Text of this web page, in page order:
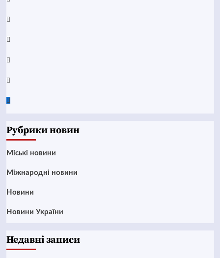
YouTube
Telegram
Instagram
Twitter
Google
Рубрики новин
Mіські новини
Міжнародні новини
Новини
Новини України
Недавні записи